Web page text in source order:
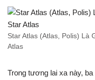
Star Atlas (Atlas, Polis) Là
Atlas
Trong tương lai xa này,